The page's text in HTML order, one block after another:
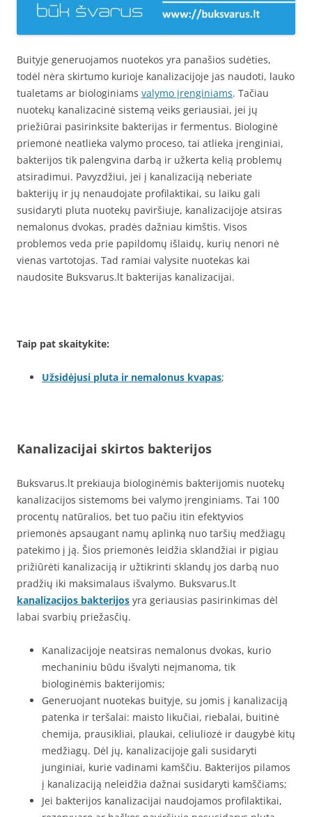
Buityje generuojamos nuotekos yra panašios sudėties,
todėl nėra skirtumo kurioje kanalizacijoje jas naudoti, lauko
tualetams ar biologiniams valymo įrenginiams. Tačiau
nuotekų kanalizacinė sistemą veiks geriausiai, jei jų
priežiūrai pasirinksite bakterijas ir fermentus. Biologinė
priemonė neatlieka valymo proceso, tai atlieka įrenginiai,
bakterijos tik palengvina darbą ir užkerta kelią problemų
atsiradimui. Pavyzdžiui, jei į kanalizaciją neberiate
bakterijų ir jų nenaudojate profilaktikai, su laiku gali
susidaryti pluta nuotekų paviršiuje, kanalizacijoje atsiras
nemalonus dvokas, pradės dažniau kimštis. Visos
problemos veda prie papildomų išlaidų, kurių nenori nė
vienas vartotojas. Tad ramiai valysite nuotekas kai
naudosite Buksvarus.lt bakterijas kanalizacijai.
Taip pat skaitykite:
Užsidėjusi pluta ir nemalonus kvapas;
Kanalizacijai skirtos bakterijos
Buksvarus.lt prekiauja biologinėmis bakterijomis nuotekų
kanalizacijos sistemoms bei valymo įrenginiams. Tai 100
procentų natūralios, bet tuo pačiu itin efektyvios
priemonės apsaugant namų aplinką nuo taršių medžiagų
patekimo į ją. Šios priemonės leidžia sklandžiai ir pigiau
prižiūrėti kanalizaciją ir užtikrinti sklandų jos darbą nuo
pradžių iki maksimalaus išvalymo. Buksvarus.lt
kanalizacijos bakterijos yra geriausias pasirinkimas dėl
labai svarbių priežasčių.
Kanalizacijoje neatsiras nemalonus dvokas, kurio
mechaniniu būdu išvalyti neįmanoma, tik
biologinėmis bakterijomis;
Generuojant nuotekas buityje, su jomis į kanalizaciją
patenka ir teršalai: maisto likučiai, riebalai, buitinė
chemija, prausikliai, plaukai, celiuliozė ir daugybė kitų
medžiagų. Dėl jų, kanalizacijoje gali susidaryti
junginiai, kurie vadinami kamščiu. Bakterijos pilamos
į kanalizaciją neleidžia dažnai susidaryti kamščiams;
Jei bakterijos kanalizacijai naudojamos profilaktikai,